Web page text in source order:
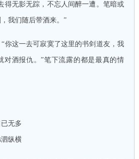
得无影无踪，不忘人间醉一遭。笔暗或
我们随后带酒来。”
这一去可寂寞了这里的书剑道友，我
对酒报仇。”笔下流露的都是最真的情
无多
纵横